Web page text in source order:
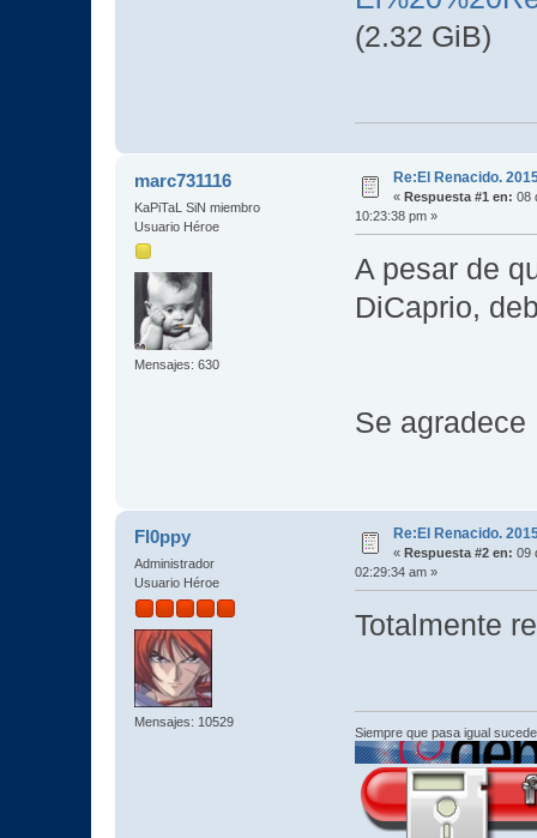
(2.32 GiB)
marc731116
KaPiTaL SiN miembro
Usuario Héroe
Mensajes: 630
Re:El Renacido.
« Respuesta #1 en: 08
10:23:38 pm »
A pesar de
DiCaprio,
Se
Fl0ppy
Administrador
Usuario Héroe
Mensajes: 10529
Re:El Renacido.
« Respuesta #2 en: 09
02:29:34 am »
Totalmente
Siempre que pasa igual